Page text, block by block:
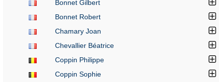
Bonnet Gilbert
Bonnet Robert
Chamary Joan
Chevallier Béatrice
Coppin Philippe
Coppin Sophie